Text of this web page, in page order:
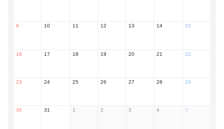
9 10 11 12 13 14 15
16 17 18 19 20 21 22
23 24 25 26 27 28 29
30 31 1 2 3 4 5